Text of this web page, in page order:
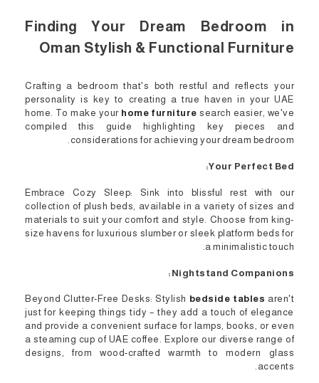
Finding Your Dream Bedroom in
Oman Stylish & Functional Furniture
Crafting a bedroom that's both restful and reflects your
personality is key to creating a true haven in your UAE
home. To make your home furniture search easier, we've
compiled this guide highlighting key pieces and
considerations for achieving your dream bedroom.
Your Perfect Bed:
Embrace Cozy Sleep: Sink into blissful rest with our
collection of plush beds, available in a variety of sizes and
materials to suit your comfort and style. Choose from king-
size havens for luxurious slumber or sleek platform beds for
a minimalistic touch.
Nightstand Companions:
Beyond Clutter-Free Desks: Stylish bedside tables aren't
just for keeping things tidy – they add a touch of elegance
and provide a convenient surface for lamps, books, or even
a steaming cup of UAE coffee. Explore our diverse range of
designs, from wood-crafted warmth to modern glass
accents.